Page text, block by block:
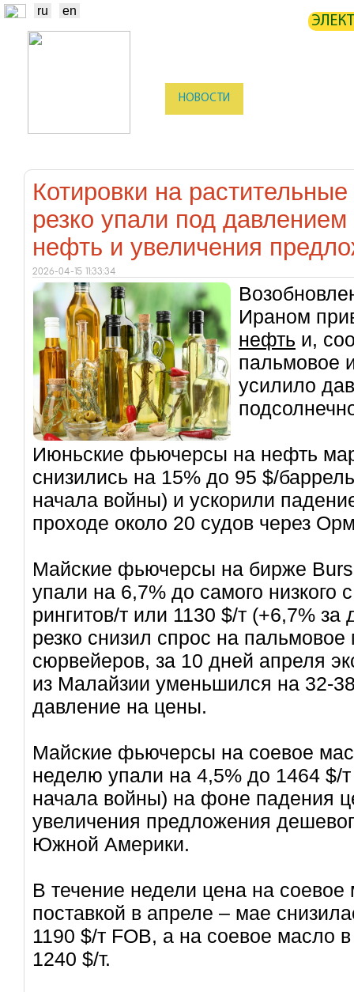
ru en
НОВОСТИ
Котировки на
резко упали под
нефть и увеличения
2026-04-15 11:33:34
Ираном
нефть и,
пальмовое
усилило
Июньские фьючерсы на нефть
снизились на 15% до 95 $/
начала войны) и ускорили
проходе около 20 судов через
Майские фьючерсы на бирже
упали на 6,7% до самого низкого
рингитов/т или 1130 $/т (+6,7%
резко снизил спрос на
сюрвейеров, за 10 дней апреля
из Малайзии уменьшился на 32-
давление на цены.
Майские фьючерсы на соевое
неделю упали на 4,5% до 1464 $/
начала войны) на фоне падения
увеличения предложения
Южной Америки.
В течение недели цена на
поставкой в ​​апреле – мае
1190 $/т FOB, а на соевое масло
1240 $/т.